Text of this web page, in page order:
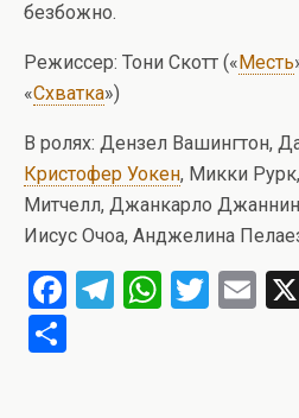
безбожно.
Режиссер: Тони Скотт (« Месть
«Схватка»)
В ролях: Дензел Вашингтон,
Кристофер Уокен, Микки
Митчелл, Джанкарло
Иисус Очоа, Анджелина
F
T
W T
E